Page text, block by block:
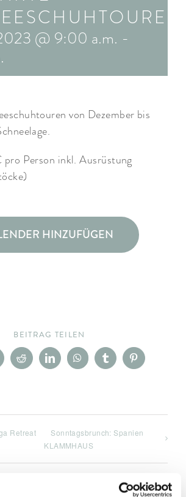
ARRANGEMENTS
@ 9:00 a.m. -
von Dezember bis
Person inkl. Ausrüstung
HINZUFÜGEN
BEITRAG TEILEN
RedditLinkedInWhatsAppTumblrPinterest
Retreat
Sonntagsbrunch: Spanien
KLAMMHAUS